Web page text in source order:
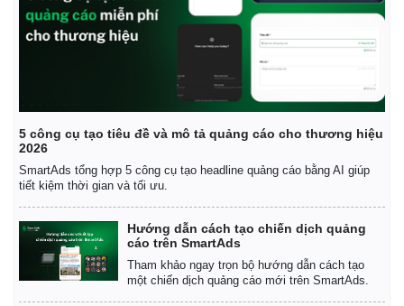
5 công cụ tạo tiêu đề và mô tả quảng cáo cho thương hiệu
2026
SmartAds tổng hợp 5 công cụ tạo headline quảng cáo bằng AI giúp
tiết kiệm thời gian và tối ưu.
Hướng dẫn cách tạo chiến dịch quảng
cáo trên SmartAds
Tham khảo ngay trọn bộ hướng dẫn cách tạo
một chiến dịch quảng cáo mới trên SmartAds.